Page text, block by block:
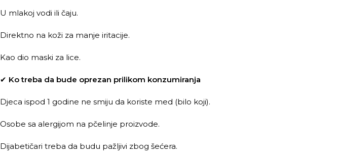
U mlakoj vodi ili čaju.
Direktno na koži za manje iritacije.
Kao dio maski za lice.
✔ Ko treba da bude oprezan prilikom konzumiranja
Djeca ispod 1 godine ne smiju da koriste med (bilo koji).
Osobe sa alergijom na pčelinje proizvode.
Dijabetičari treba da budu pažljivi zbog šećera.